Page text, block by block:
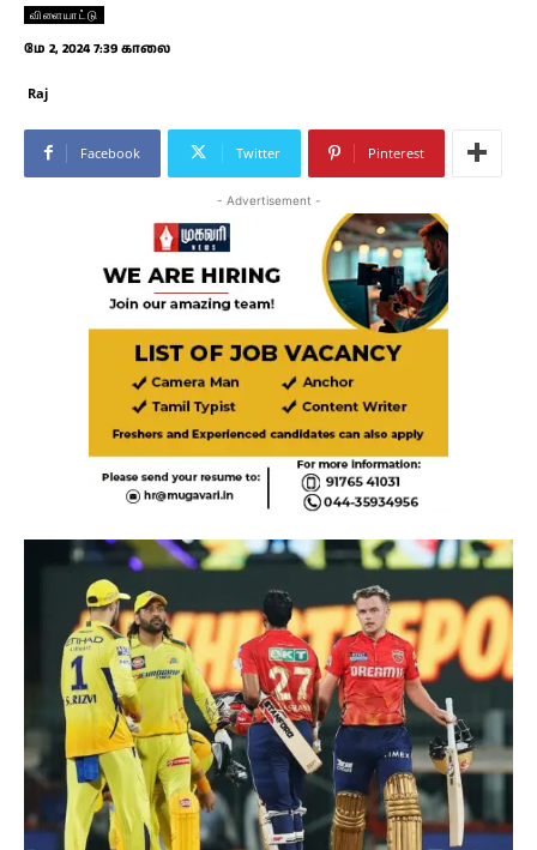
விளையாட்டு
மே 2, 2024 7:39 காலை
Raj
Facebook Twitter Pinterest
- Advertisement -